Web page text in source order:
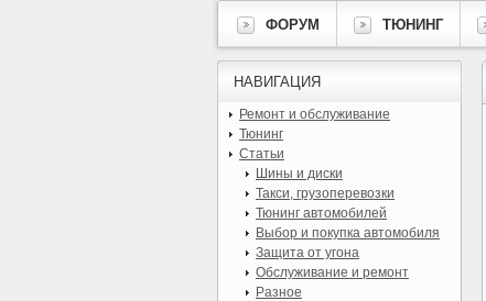
ФОРУМ ТЮНИНГ
НАВИГАЦИЯ
Ремонт и обслуживание
Тюнинг
Статьи
Шины и диски
Такси, грузоперевозки
Тюнинг автомобилей
Выбор и покупка автомобиля
Защита от угона
Обслуживание и ремонт
Разное